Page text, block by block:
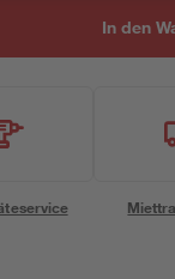
In den